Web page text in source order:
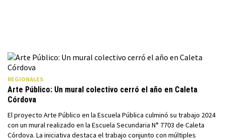
REGIONALES
Arte Público: Un mural colectivo cerró el año en Caleta
Córdova
El proyecto Arte Público en la Escuela Pública culminó su trabajo 2024
con un mural realizado en la Escuela Secundaria N° 7703 de Caleta
Córdova. La iniciativa destaca el trabajo conjunto con múltiples